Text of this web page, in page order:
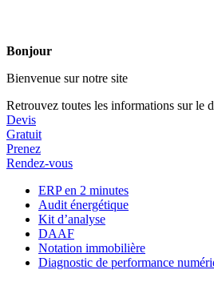
Bonjour
Bienvenue sur notre site
Retrouvez toutes les informations sur le
Devis
Gratuit
Prenez
Rendez-vous
ERP en 2 minutes
Audit énergétique
Kit d’analyse
DAAF
Notation immobilière
Diagnostic de performance